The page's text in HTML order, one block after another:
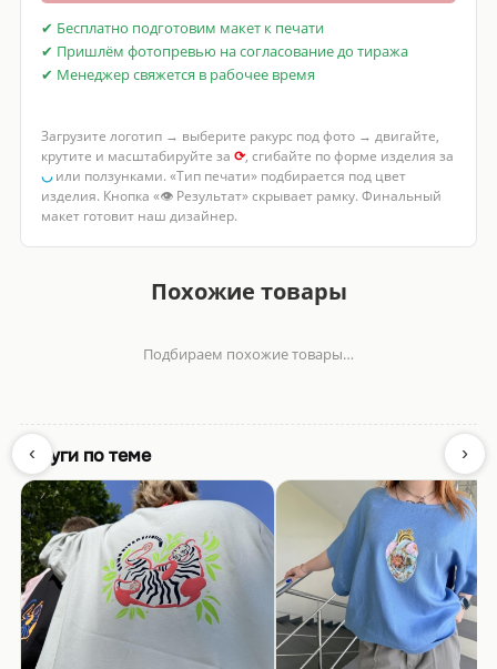
✔ Бесплатно подготовим макет к печати
✔ Пришлём фотопревью на согласование до тиража
✔ Менеджер свяжется в рабочее время
Загрузите логотип → выберите ракурс под фото → двигайте,
крутите и масштабируйте за ⟳, сгибайте по форме изделия за
◡или ползунками. «Тип печати» подбирается под цвет
изделия. Кнопка «👁 Результат» скрывает рамку. Финальный
макет готовит наш дизайнер.
Похожие товары
‹
Подбираем похожие товары…
›
Услуги по теме